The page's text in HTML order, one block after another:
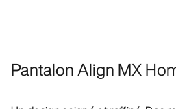
Pantalon Align MX